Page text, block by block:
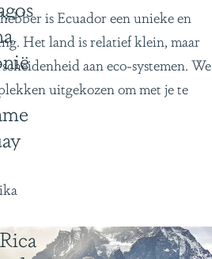
is Ecuador een unieke en
Het land is relatief klein, maar
aan eco-systemen. We
uitgekozen om met je te